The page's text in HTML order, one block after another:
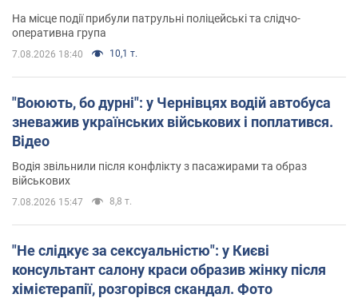
На місце події прибули патрульні поліцейські та слідчо-
оперативна група
7.08.2026 18:40 10,1 т.
"Воюють, бо дурні": у Чернівцях водій автобуса
зневажив українських військових і поплатився.
Відео
Водія звільнили після конфлікту з пасажирами та образ
військових
7.08.2026 15:47 8,8 т.
"Не слідкує за сексуальністю": у Києві
консультант салону краси образив жінку після
хімієтерапії, розгорівся скандал. Фото